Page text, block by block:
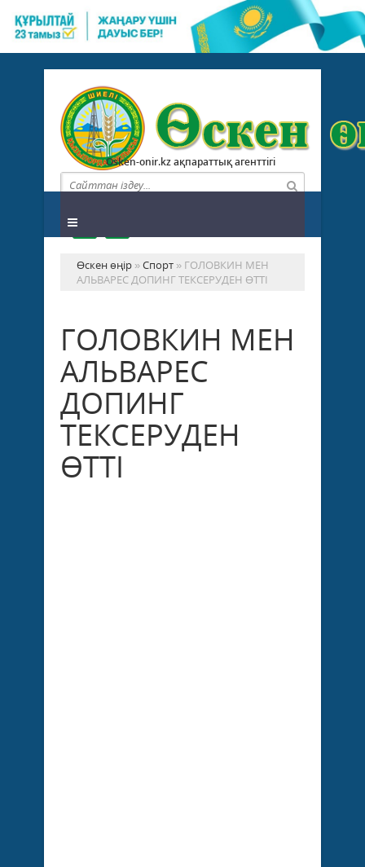
Osken-onir.kz ақпараттық агенттігі
Өскен өңір »Спорт » ГОЛОВКИН МЕН
АЛЬВАРЕС ДОПИНГ ТЕКСЕРУДЕН ӨТТІ
ГОЛОВКИН МЕН
АЛЬВАРЕС
ДОПИНГ
ТЕКСЕРУДЕН
ӨТТІ